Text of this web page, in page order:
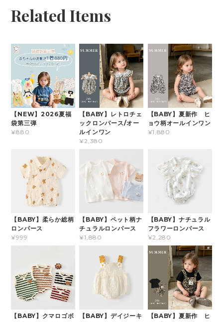
Related Items
【NEW】2026夏福
袋第三弾
¥880
【BABY】レトロチェ
ックロンパース/オー
ルインワン
¥2,380
【BABY】夏新作 ヒ
ョウ柄オールインワン
¥1,880
【BABY】柔らか総柄
ロンパース
¥999
【BABY】ペット柄ナ
チュラルロンパース
¥1,880
【BABY】ナチュラル
フラワーロンパース
¥2,280
【BABY】クマロゴボ
【BABY】デイジーキ
【BABY】夏新作 ヒ